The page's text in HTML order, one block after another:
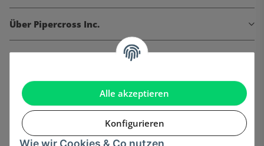
Alle akzeptieren
Konfigurieren
Wie wir Cookies & Co nutzen
Über Pipercross Inc.
Informationen
Gesetzliche Informationen